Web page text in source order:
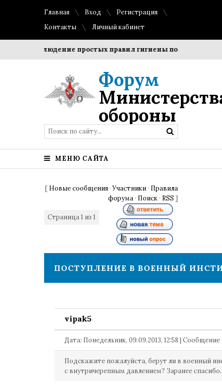
Главная Вход
Регистрация
Контакты
Личный кабинет
Соблюдение простых правил гигиены помогает
Форум
обороны
МЕНЮ САЙТА
[ Новые сообщения ·Участники · Правила
форума · Поиск · RSS ]
Страница1 из 1
ПОСТУПЛЕНИЕ В ВОЕННЫЙ
vipak5
Дата: Понедельник, 09.09.2013, 12:58 |
Подскажите пожалуйста, берут ли в военный
с внутричерепным давлением? Заранее